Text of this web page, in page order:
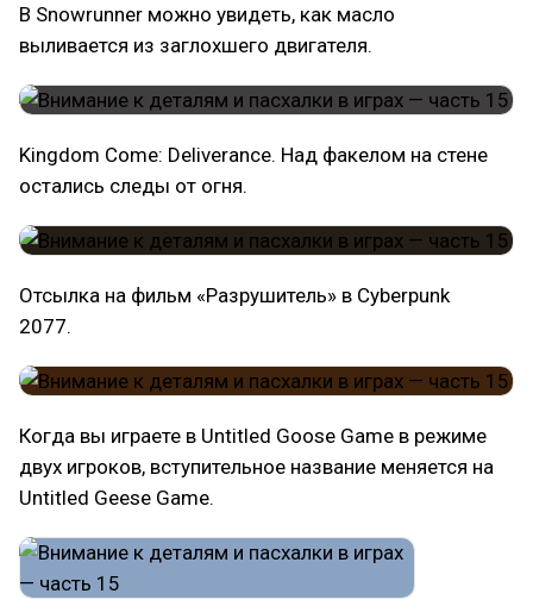
В Snowrunner можно увидеть, как масло
выливается из заглохшего двигателя.
Kingdom Come: Deliverance. Над факелом на стене
остались следы от огня.
Отсылка на фильм «Разрушитель» в Cyberpunk
2077.
Когда вы играете в Untitled Goose Game в режиме
двух игроков, вступительное название меняется на
Untitled Gееse Game.